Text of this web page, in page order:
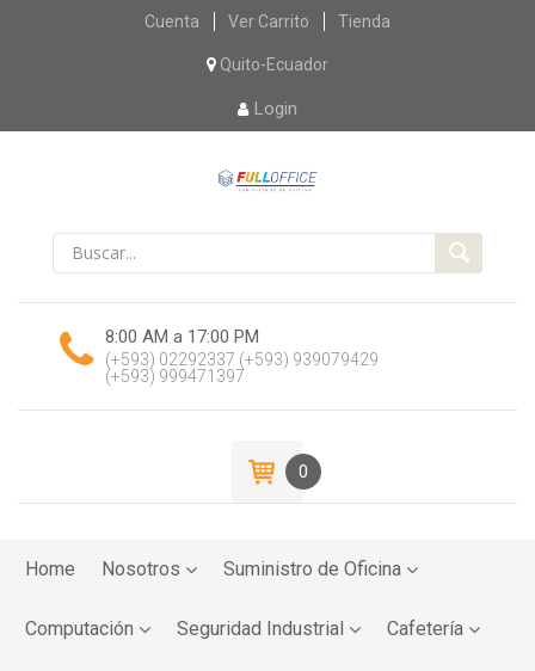
Skip
content
Cuenta Ver Carrito Tienda
Quito-Ecuador
Login
8:00 AM a 17:00 PM
(+593) 02292337 (+593) 939079429
(+593) 999471397
0
toHome Nosotros Suministro de Oficina
Computación Seguridad Industrial Cafetería